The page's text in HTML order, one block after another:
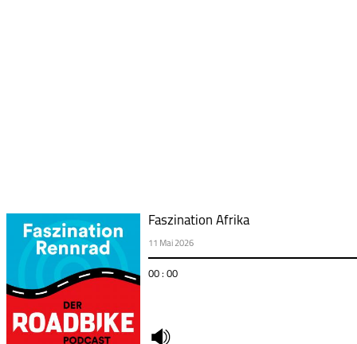
Faszination Afrika
11 Mai 2026
00 : 00